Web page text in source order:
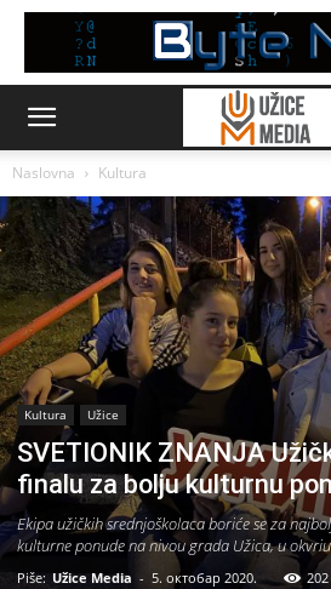
Naslovna Kultura
Kultura Užice
SVETIONIK ZNANJA
finalu za bolju kulturnu
Ekipa užičkih srednjoškolaca boriće se za
kulturne ponude na nivou grada Užica, u
Piše: Užice Media - 5. октобар 2020. 202